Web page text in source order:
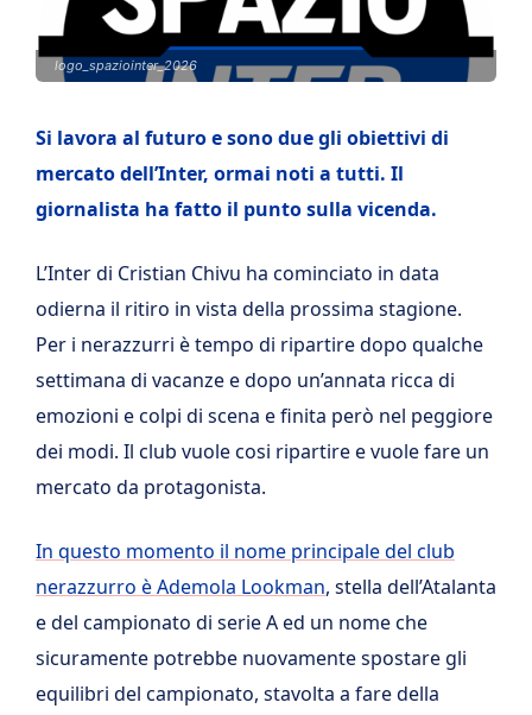
logo_spaziointer_2026
Si lavora al futuro e sono due gli obiettivi di
mercato dell’Inter, ormai noti a tutti. Il
giornalista ha fatto il punto sulla vicenda.
L’Inter di Cristian Chivu ha cominciato in data
odierna il ritiro in vista della prossima stagione.
Per i nerazzurri è tempo di ripartire dopo qualche
settimana di vacanze e dopo un’annata ricca di
emozioni e colpi di scena e finita però nel peggiore
dei modi. Il club vuole cosi ripartire e vuole fare un
mercato da protagonista.
In questo momento il nome principale del club
nerazzurro è Ademola Lookman, stella dell’Atalanta
e del campionato di serie A ed un nome che
sicuramente potrebbe nuovamente spostare gli
equilibri del campionato, stavolta a fare della